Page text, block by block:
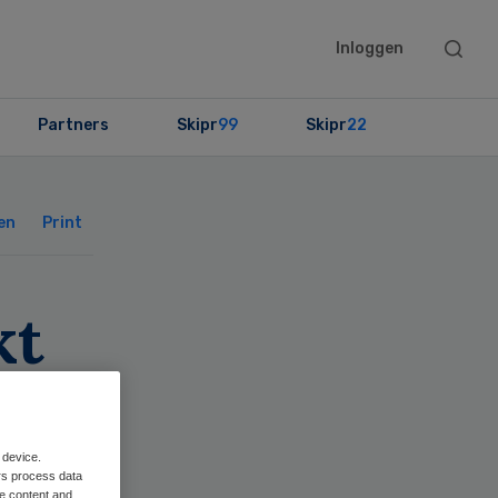
Inloggen
Search
Partners Skipr99 Skipr22
Print
process data
content and